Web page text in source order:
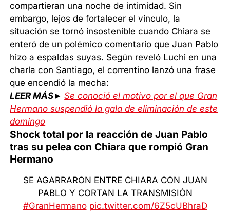
compartieran una noche de intimidad. Sin
embargo, lejos de fortalecer el vínculo, la
situación se tornó insostenible cuando Chiara se
enteró de un polémico comentario que Juan Pablo
hizo a espaldas suyas. Según reveló Luchi en una
charla con Santiago, el correntino lanzó una frase
que encendió la mecha:
LEER MÁS►Se conoció el motivo por el que Gran
Hermano suspendió la gala de eliminación de este
domingo
Shock total por la reacción de Juan Pablo
tras su pelea con Chiara que rompió Gran
Hermano
SE AGARRARON ENTRE CHIARA CON JUAN
PABLO Y CORTAN LA TRANSMISIÓN
#GranHermano pic.twitter.com/6Z5cUBhraD